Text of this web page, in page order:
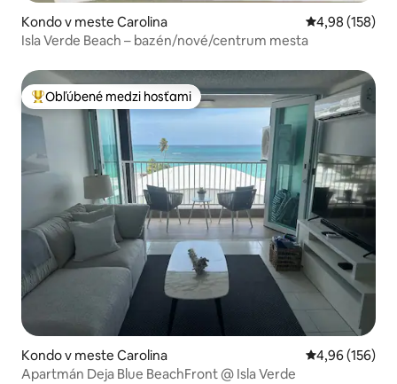
Kondo v meste Carolina Priemerné
4,98 (158)
Isla Verde Beach – bazén/nové/centrum mesta
Najobľúbenejšie medzi hosťami
Obľúbené medzi hosťami
Kondo v meste Carolina Priemerné
4,96 (156)
Apartmán Deja Blue BeachFront @ Isla Verde